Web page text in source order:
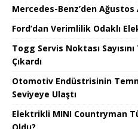
Mercedes-Benz’den Ağustos
Ford’dan Verimlilik Odaklı
Togg Servis Noktası
Çıkardı
Otomotiv Endüstrisinin
Seviyeye Ulaştı
Elektrikli MINI Countryman